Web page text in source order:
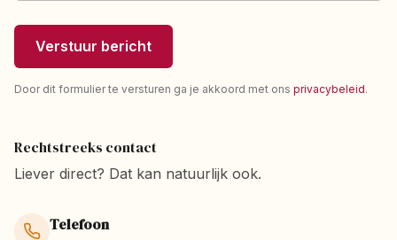
Verstuur bericht
Door dit formulier te versturen ga je akkoord met ons privacybeleid.
Rechtstreeks contact
Liever direct? Dat kan natuurlijk ook.
Telefoon